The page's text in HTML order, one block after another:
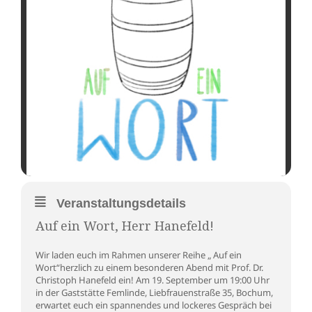
Veranstaltungsdetails
Auf ein Wort, Herr Hanefeld!
Wir laden euch im Rahmen unserer Reihe „ Auf ein
Wort“herzlich zu einem besonderen Abend mit Prof. Dr.
Christoph Hanefeld ein! Am 19. September um 19:00 Uhr
in der Gaststätte Femlinde, Liebfrauenstraße 35, Bochum,
erwartet euch ein spannendes und lockeres Gespräch bei